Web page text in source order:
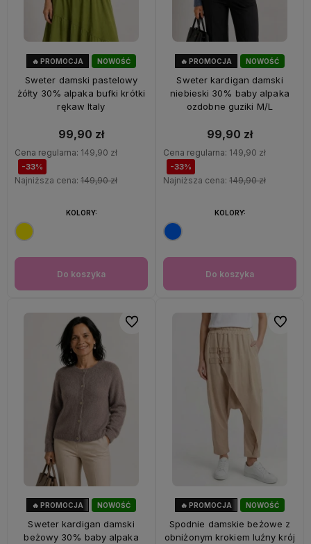
NOWOŚĆ
🔥 PROMOCJA
Sweter damski pastelowy
żółty 30% alpaka bufki krótki
rękaw Italy
99,90 zł
Cena regularna: 149,90 zł
-33%
Najniższa cena: 149,90 zł
Do koszyka
KOLORY:
NOWOŚĆ
🔥 PROMOCJA
Sweter kardigan damski
niebieski 30% baby alpaka
ozdobne guziki M/L
99,90 zł
Cena regularna: 149,90 zł
-33%
Najniższa cena: 149,90 zł
Do koszyka
KOLORY:
NOWOŚĆ
🔥 PROMOCJA
Sweter kardigan damski
beżowy 30% baby alpaka
Do ulubionych
NOWOŚĆ
🔥 PROMOCJA
Spodnie damskie beżowe z
obniżonym krokiem luźny krój
Do